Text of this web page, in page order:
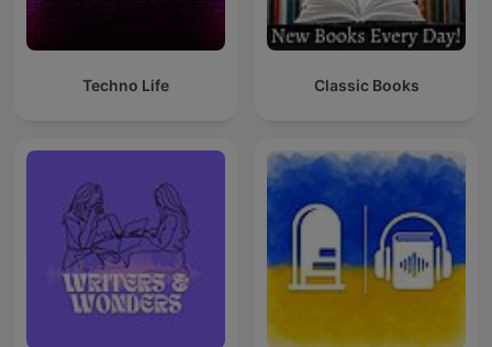
Techno Life Classic Books